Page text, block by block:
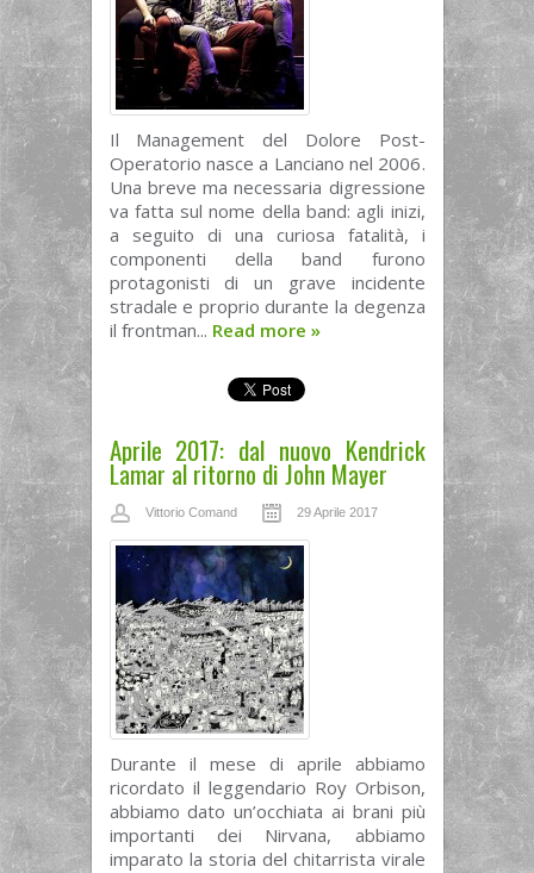
Il Management del Dolore Post-
Operatorio nasce a Lanciano nel 2006.
Una breve ma necessaria digressione
va fatta sul nome della band: agli inizi,
a seguito di una curiosa fatalità, i
componenti della band furono
protagonisti di un grave incidente
stradale e proprio durante la degenza
il frontman... Read more »
Aprile 2017: dal nuovo Kendrick
Lamar al ritorno di John Mayer
Vittorio Comand 29 Aprile 2017
Durante il mese di aprile abbiamo
ricordato il leggendario Roy Orbison,
abbiamo dato un’occhiata ai brani più
importanti dei Nirvana, abbiamo
imparato la storia del chitarrista virale